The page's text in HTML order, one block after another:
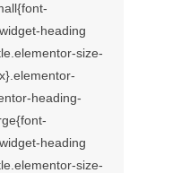
heading
size-
heading-
heading
size-